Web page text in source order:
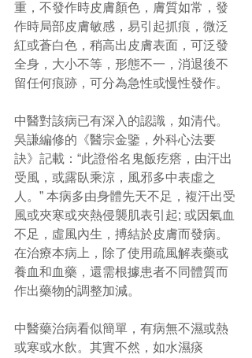
重，不發作時皮膚顏色，膚質如常，發
作時局部皮膚敏感，易引起抓痕，微泛
紅或蒼白色，稍高出皮膚表面，可泛發
全身，大小不等，形態不一，消退後不
留任何痕跡，可分為急性或慢性發作。
中醫對該病已有深入的認識，如清代。
吳謙編修的《醫宗金鑒，外科心法要
訣》記載：“此證俗名鬼飯疙瘩，由汗出
受風，或露臥乘涼，風邪多中表虛之
人。” 本病多由身體先天不足，複汗出受
風或夾寒或夾熱侵襲肌表引起; 或因氣血
不足，虛風內生，搏結於皮膚而發病。
在治療本病上，除了使用疏風解表藥或
養血和血藥，還需根據患者不同體質而
作出藥物的調整加減。
中醫藥治病看似簡單，有病無不濕或熱
或寒或水飲。其實不然，如水濕痰